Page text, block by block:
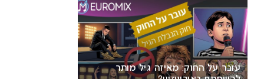
עובר על החוק: מאיזה גיל מותר